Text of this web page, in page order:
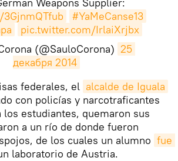
#YaMeCanse13
pic.twitter.com/IrlaiXrjbx
(@SauloCorona) 25
декабря 2014
federales, el alcalde de Iguala
con policías y narcotraficantes
los estudiantes, quemaron sus
a un río de donde fueron
de los cuales un alumno fue
laboratorio de Austria.